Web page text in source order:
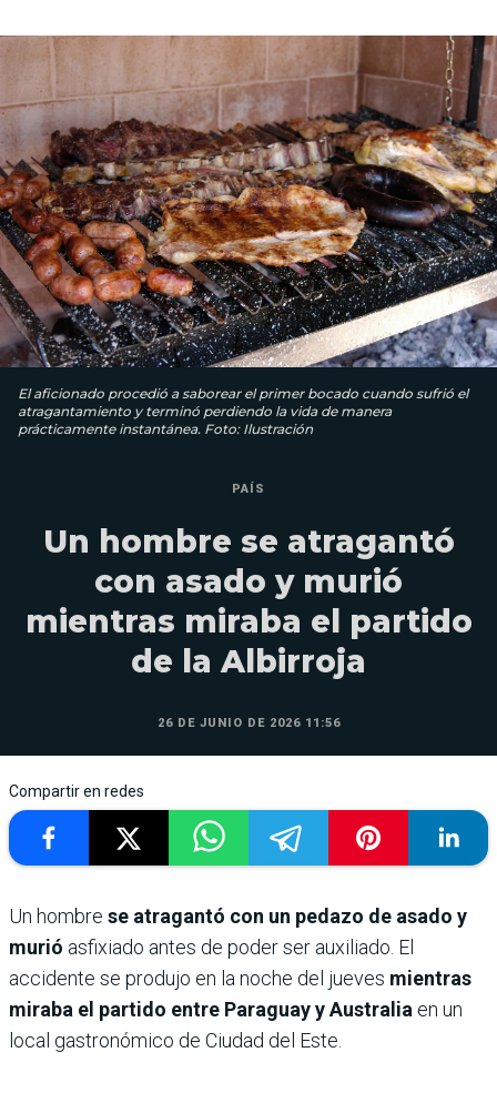
El aficionado procedió a saborear el primer bocado cuando sufrió el
atragantamiento y terminó perdiendo la vida de manera
prácticamente instantánea. Foto: Ilustración
PAÍS
Un hombre se atragantó
con asado y murió
mientras miraba el partido
de la Albirroja
26 DE JUNIO DE 2026 11:56
Compartir en redes
Un hombre se atragantó con un pedazo de asado y
murió asfixiado antes de poder ser auxiliado. El
accidente se produjo en la noche del jueves mientras
miraba el partido entre Paraguay y Australia en un
local gastronómico de Ciudad del Este.